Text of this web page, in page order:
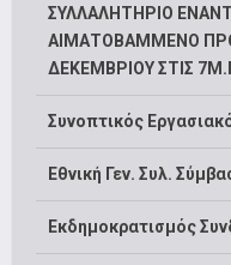
ΣΥΛΛΑΛΗΤΗΡΙΟ
ΑΙΜΑΤΟΒΑΜΜΕΝΟ
ΔΕΚΕΜΒΡΙΟΥ ΣΤΙΣ
Συνοπτικός
Εθνική Γεν. Συλ.
Εκδημοκρατισμός